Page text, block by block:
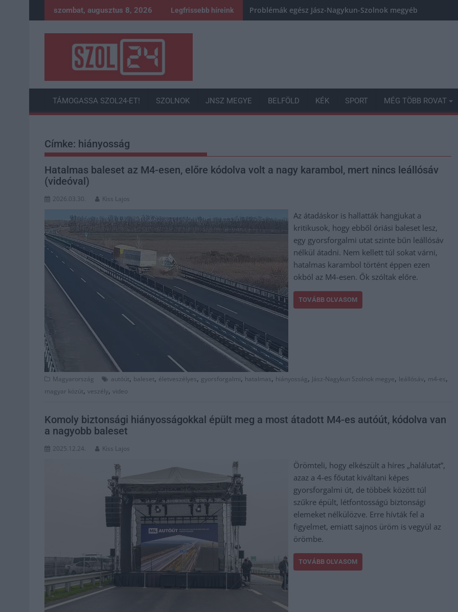
to
szombat, augusztus 8, 2026 Legfrissebb híreink Problémák egész Jász-Nagykun-Szolnok megyében: egyre
TÁMOGASSA SZOL24-ET! SZOLNOK JNSZ MEGYE BELFÖLD KÉK SPORT MÉG TÖBB ROVAT
Címke: hiányosság
Hatalmas baleset az M4-esen, előre kódolva volt a nagy karambol, mert nincs leállósáv
(videóval)
2026.03.30. Kiss Lajos
Az átadáskor is hallatták hangjukat a
kritikusok, hogy ebből óriási baleset lesz,
egy gyorsforgalmi utat szinte bűn leállósáv
nélkül átadni. Nem kellett túl sokat várni,
hatalmas karambol történt éppen ezen
okból az M4-esen. Ők szóltak előre.
TOVÁBB OLVASOM
Magyarország autóút, baleset, életveszélyes, gyorsforgalmi, hatalmas, hiányosság, Jász-Nagykun Szolnok megye, leállósáv, m4-es,
magyar közút, veszély, video
Komoly biztonsági hiányosságokkal épült meg a most átadott M4-es autóút, kódolva van
a nagyobb baleset
2025.12.24. Kiss Lajos
Örömteli, hogy elkészült a híres „halálutat”,
azaz a 4-es főutat kiváltani képes
gyorsforgalmi út, de többek között túl
szűkre épült, létfontosságú biztonsági
elemeket nélkülözve. Erre hívták fel a
figyelmet, emiatt sajnos üröm is vegyül az
örömbe.
TOVÁBB OLVASOM